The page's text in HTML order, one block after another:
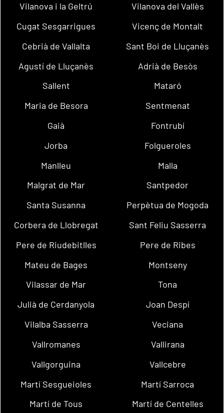
Vilanova i la Geltrú
Vilanova del Vallès
Cugat Sesgarrigues
Vicenç de Montalt
Cebrià de Vallalta
Sant Boi de Lluçanès
Agustí de Lluçanès
Adrià de Besòs
Sallent
Mataró
Maria de Besora
Sentmenat
Gaià
Fontrubí
Jorba
Folgueroles
Manlleu
Malla
Malgrat de Mar
Santpedor
Santa Susanna
Perpètua de Mogoda
Corbera de Llobregat
Sant Feliu Sasserra
Pere de Riudebitlles
Pere de Ribes
Mateu de Bages
Montseny
Vilassar de Mar
Tona
Julià de Cerdanyola
Joan Despí
Vilalba Sasserra
Veciana
Vallromanes
Vallirana
Vallgorguina
Vallcebre
Martí Sesgueioles
Martí Sarroca
Martí de Tous
Martí de Centelles